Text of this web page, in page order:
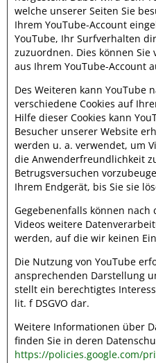
welche unserer Seiten Sie
Ihrem YouTube-Account
YouTube, Ihr Surfverhalten
zuzuordnen. Dies können
aus Ihrem YouTube-Account
Des Weiteren kann YouTube
verschiedene Cookies auf
Hilfe dieser Cookies kann
Besucher unserer Website
werden u. a. verwendet, um
die Anwenderfreundlichkeit
Betrugsversuchen
Ihrem Endgerät, bis Sie sie
Gegebenenfalls können nach
Videos weitere
werden, auf die wir keinen
Die Nutzung von YouTube
ansprechenden Darstellung
stellt ein berechtigtes
lit. f DSGVO dar.
Weitere Informationen über
finden Sie in deren
https://policies.google.com/